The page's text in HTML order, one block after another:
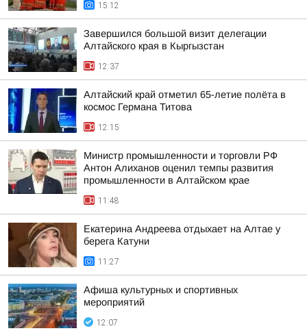
15:12
Завершился большой визит делегации
Алтайского края в Кыргызстан
12:37
Алтайский край отметил 65-летие полёта в
космос Германа Титова
12:15
Министр промышленности и торговли РФ
Антон Алиханов оценил темпы развития
промышленности в Алтайском крае
11:48
Екатерина Андреева отдыхает на Алтае у
берега Катуни
11:27
Афиша культурных и спортивных
мероприятий
12:07